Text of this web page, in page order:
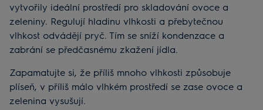
vytvořily ideální prostředí pro skladování ovoce a
zeleniny. Regulují hladinu vlhkosti a přebytečnou
vlhkost odvádějí pryč. Tím se sníží kondenzace a
zabrání se předčasnému zkažení jídla.
Zapamatujte si, že příliš mnoho vlhkosti způsobuje
plíseň, v příliš málo vlhkém prostředí se zase ovoce a
zelenina vysušují.